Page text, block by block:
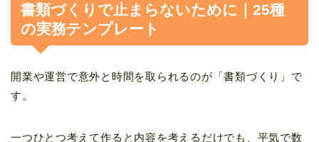
書類づくりで止まらないために｜25種
の実務テンプレート
開業や運営で意外と時間を取られるのが「書類づくり」で
す。
一つひとつ考えて作ると内容を考えるだけでも、平気で数